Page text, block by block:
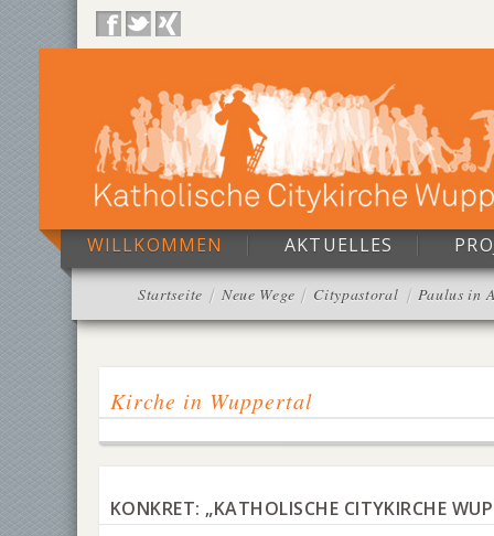
WILLKOMMEN AKTUELLES
Startseite Neue Wege Citypastoral Paulus in
Kirche in Wuppertal
KONKRET: „KATHOLISCHE CITYKIRCHE